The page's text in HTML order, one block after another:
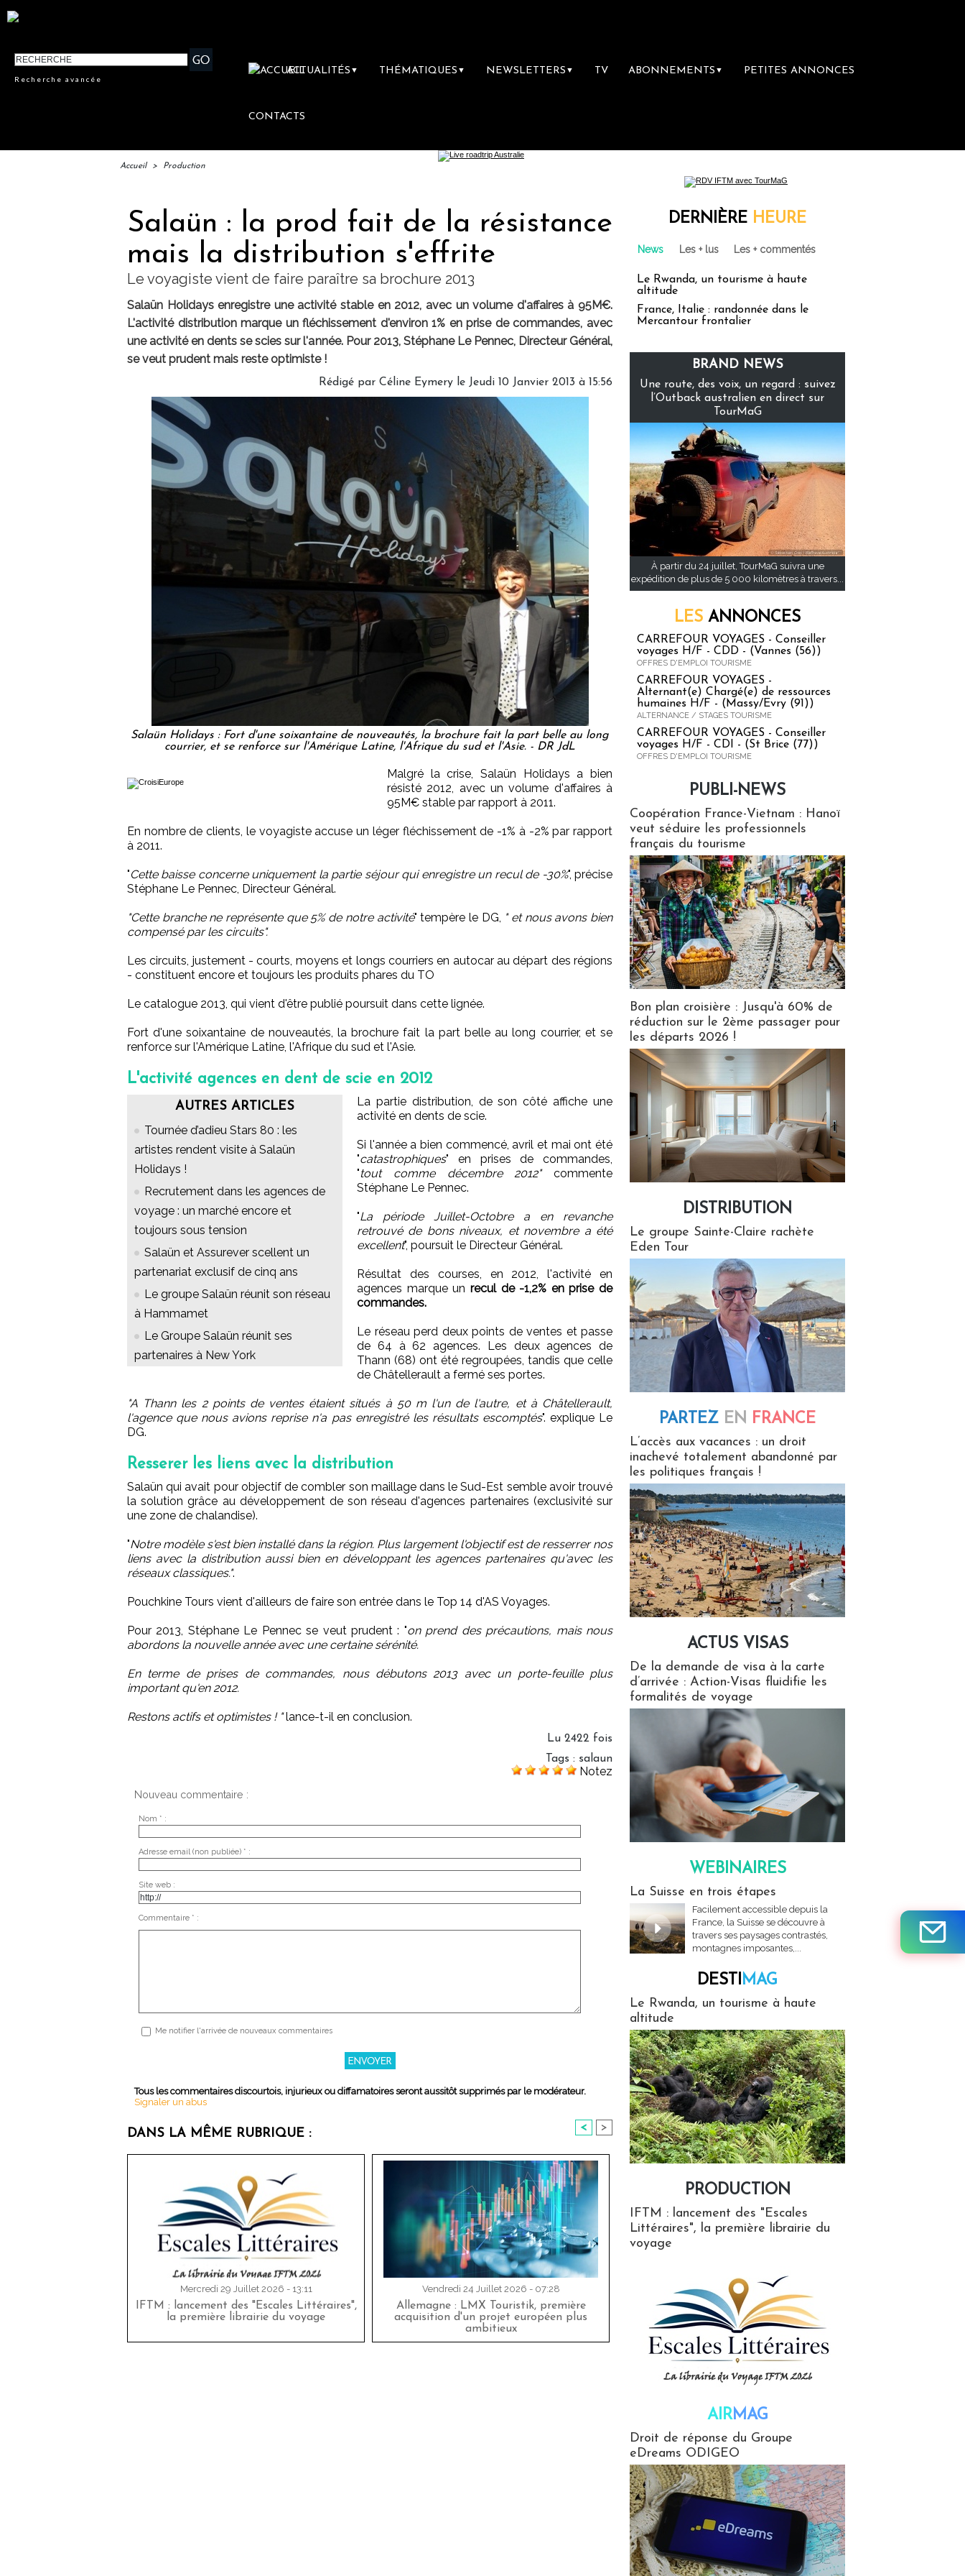
Recherche avancée
ACTUALITÉS ▼ THÉMATIQUES ▼ NEWSLETTERS ▼ TV ABONNEMENTS ▼ PETITES ANNONCES
CONTACTS
Accueil > Production
Salaün : la prod fait de la résistance
mais la distribution s'effrite
Le voyagiste vient de faire paraître sa brochure 2013
Salaün Holidays enregistre une activité stable en 2012, avec un volume d'affaires à 95M€.
L'activité distribution marque un fléchissement d'environ 1% en prise de commandes, avec
une activité en dents se scies sur l'année. Pour 2013, Stéphane Le Pennec, Directeur Général,
se veut prudent mais reste optimiste !
Rédigé par Céline Eymery le Jeudi 10 Janvier 2013 à 15:56
Salaün Holidays : Fort d'une soixantaine de nouveautés, la brochure fait la part belle au long
courrier, et se renforce sur l'Amérique Latine, l'Afrique du sud et l'Asie. - DR JdL
Malgré la crise, Salaün Holidays a bien
résisté 2012, avec un volume d'affaires à
95M€ stable par rapport à 2011.
En nombre de clients, le voyagiste accuse un léger fléchissement de -1% à -2% par rapport
à 2011.
"Cette baisse concerne uniquement la partie séjour qui enregistre un recul de -30%", précise
Stéphane Le Pennec, Directeur Général.
"Cette branche ne représente que 5% de notre activité" tempère le DG, " et nous avons bien
compensé par les circuits".
Les circuits, justement - courts, moyens et longs courriers en autocar au départ des régions
- constituent encore et toujours les produits phares du TO
Le catalogue 2013, qui vient d'être publié poursuit dans cette lignée.
Fort d'une soixantaine de nouveautés, la brochure fait la part belle au long courrier, et se
renforce sur l'Amérique Latine, l'Afrique du sud et l'Asie.
L'activité agences en dent de scie en 2012
AUTRES ARTICLES
Tournée d’adieu Stars 80 : les
artistes rendent visite à Salaün
Holidays !
Recrutement dans les agences de
voyage : un marché encore et
toujours sous tension
Salaün et Assurever scellent un
partenariat exclusif de cinq ans
Le groupe Salaün réunit son réseau
à Hammamet
Le Groupe Salaün réunit ses
partenaires à New York
La partie distribution, de son côté affiche une
activité en dents de scie.
Si l'année a bien commencé, avril et mai ont été
"catastrophiques" en prises de commandes,
"tout comme décembre 2012"commente
Stéphane Le Pennec.
"La période Juillet-Octobre a en revanche
retrouvé de bons niveaux, et novembre a été
excellent", poursuit le Directeur Général.
Résultat des courses, en 2012, l'activité en
agences marque un recul de -1,2% en prise de
commandes.
Le réseau perd deux points de ventes et passe
de 64 à 62 agences. Les deux agences de
Thann (68) ont été regroupées, tandis que celle
de Châtellerault a fermé ses portes.
"A Thann les 2 points de ventes étaient situés à 50 m l'un de l'autre, et à Châtellerault,
l'agence que nous avions reprise n'a pas enregistré les résultats escomptés". explique Le
DG.
Resserer les liens avec la distribution
Salaün qui avait pour objectif de combler son maillage dans le Sud-Est semble avoir trouvé
la solution grâce au développement de son réseau d'agences partenaires (exclusivité sur
une zone de chalandise).
"Notre modèle s'est bien installé dans la région. Plus largement l'objectif est de resserrer nos
liens avec la distribution aussi bien en développant les agences partenaires qu'avec les
réseaux classiques.".
Pouchkine Tours vient d'ailleurs de faire son entrée dans le Top 14 d'AS Voyages.
Pour 2013, Stéphane Le Pennec se veut prudent : "on prend des précautions, mais nous
abordons la nouvelle année avec une certaine sérénité.
En terme de prises de commandes, nous débutons 2013 avec un porte-feuille plus
important qu'en 2012.
Restons actifs et optimistes ! "lance-t-il en conclusion.
Lu 2422 fois
Tags : salaun
Notez
Nouveau commentaire :
Nom * :
Adresse email (non publiée) * :
Site web :
Commentaire * :
Me notifier l'arrivée de nouveaux commentaires
Tous les commentaires discourtois, injurieux ou diffamatoires seront aussitôt supprimés par le modérateur.
Signaler un abus
DANS LA MÊME RUBRIQUE : < >
Mercredi 29 Juillet 2026 - 13:11
IFTM : lancement des "Escales Littéraires",
la première librairie du voyage
Vendredi 24 Juillet 2026 - 07:28
Allemagne : LMX Touristik, première
acquisition d'un projet européen plus
ambitieux
DERNIÈRE HEURE
News Les + lus Les + commentés
Le Rwanda, un tourisme à haute
altitude
France, Italie : randonnée dans le
Mercantour frontalier
BRAND NEWS
Une route, des voix, un regard : suivez
l’Outback australien en direct sur
TourMaG
À partir du 24 juillet, TourMaG suivra une
expédition de plus de 5 000 kilomètres à travers...
LES ANNONCES
CARREFOUR VOYAGES - Conseiller
voyages H/F - CDD - (Vannes (56))
OFFRES D'EMPLOI TOURISME
CARREFOUR VOYAGES -
Alternant(e) Chargé(e) de ressources
humaines H/F - (Massy/Evry (91))
ALTERNANCE / STAGES TOURISME
CARREFOUR VOYAGES - Conseiller
voyages H/F - CDI - (St Brice (77))
OFFRES D'EMPLOI TOURISME
PUBLI-NEWS
Coopération France-Vietnam : Hanoï
veut séduire les professionnels
français du tourisme
Bon plan croisière : Jusqu'à 60% de
réduction sur le 2ème passager pour
les départs 2026 !
DISTRIBUTION
Le groupe Sainte-Claire rachète
Eden Tour
PARTEZ EN FRANCE
L’accès aux vacances : un droit
inachevé totalement abandonné par
les politiques français !
ACTUS VISAS
De la demande de visa à la carte
d’arrivée : Action-Visas fluidifie les
formalités de voyage
WEBINAIRES
La Suisse en trois étapes
Facilement accessible depuis la
France, la Suisse se découvre à
travers ses paysages contrastés,
montagnes imposantes,...
DESTIMAG
Le Rwanda, un tourisme à haute
altitude
PRODUCTION
IFTM : lancement des "Escales
Littéraires", la première librairie du
voyage
AIRMAG
Droit de réponse du Groupe
eDreams ODIGEO